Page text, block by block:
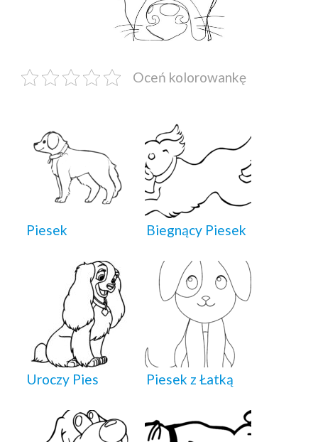
Oceń kolorowankę
Piesek Biegnący Piesek
Uroczy Pies Piesek z Łatką